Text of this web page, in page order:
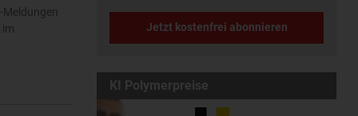
Jetzt kostenfrei abonnieren
KI Polymerpreise